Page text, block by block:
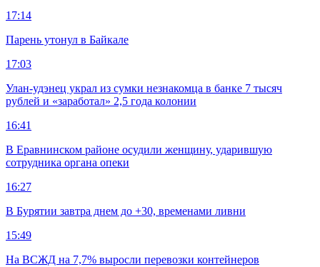
17:14
Парень утонул в Байкале
17:03
Улан-удэнец украл из сумки незнакомца в банке 7 тысяч
рублей и «заработал» 2,5 года колонии
16:41
В Еравнинском районе осудили женщину, ударившую
сотрудника органа опеки
16:27
В Бурятии завтра днем до +30, временами ливни
15:49
На ВСЖД на 7,7% выросли перевозки контейнеров